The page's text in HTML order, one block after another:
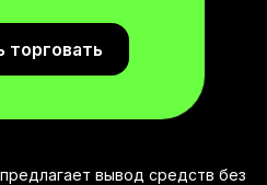
торговать
вывод средств без